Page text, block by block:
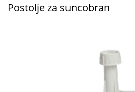
Postolje za suncobran